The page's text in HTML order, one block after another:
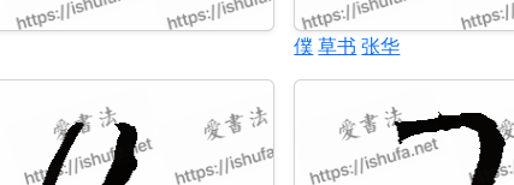
僕草书 张华